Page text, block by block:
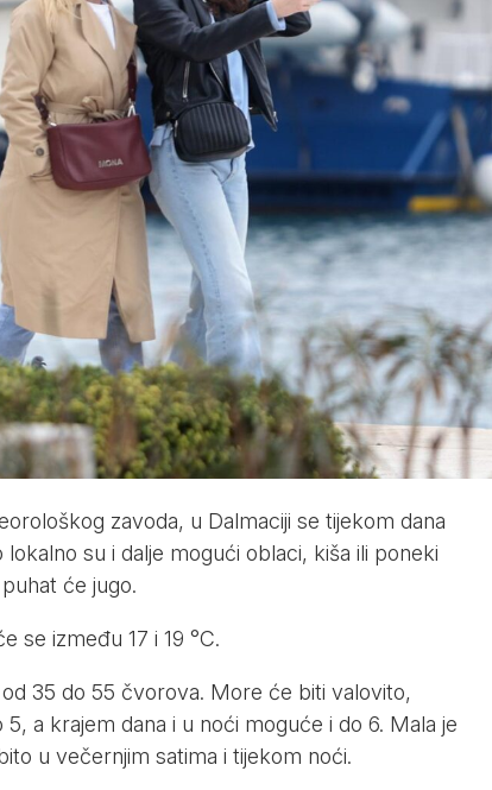
zavoda, u Dalmaciji se tijekom dana
su i dalje mogući oblaci, kiša ili poneki
će jugo.
se između 17 i 19 °C.
35 do 55 čvorova. More će biti valovito,
a krajem dana i u noći moguće i do 6. Mala je
u večernjim satima i tijekom noći.